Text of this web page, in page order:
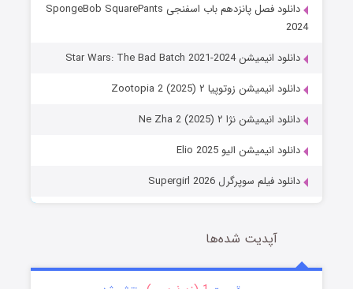
دانلود فصل پانزدهم باب اسفنجی SpongeBob SquarePants
2024
دانلود انیمیشن Star Wars: The Bad Batch 2021-2024
دانلود انیمیشن زوتوپیا ۲ Zootopia 2 (2025)
دانلود انیمیشن نژا ۲ Ne Zha 2 (2025)
دانلود انیمیشن الیو Elio 2025
دانلود فیلم سوپرگرل Supergirl 2026
آپدیت شده‌ها